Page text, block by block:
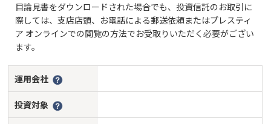
目論見書をダウンロードされた場合でも、投資信託のお取引に
際しては、支店店頭、お電話による郵送依頼またはプレスティ
ア オンラインでの閲覧の方法でお受取りいただく必要がござい
ます。
運用会社
投資対象